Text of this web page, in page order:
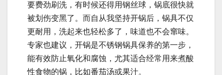
要费劲刷洗，有时候还得用钢丝球，锅底很快就
被划伤变黑了。而自从我坚持开锅后，锅具不仅
更耐用，洗起来也轻松多了，味道也不会窜味。
专家也建议，开锅是不锈钢锅具保养的第一步，
能有效防止氧化和腐蚀，尤其适合经常用来煮酸
性食物的锅，比如番茄汤或果汁。